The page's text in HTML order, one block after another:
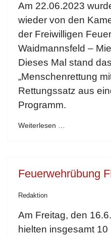
Am 22.06.2023
wieder von den
der Freiwilligen
Waidmannsfeld –
Dieses Mal stand
„Menschenrettung
Rettungssatz aus
Programm.
Weiterlesen …
Feuerwehrübung
Redaktion
Am Freitag, den 16.6.
hielten insgesamt 10